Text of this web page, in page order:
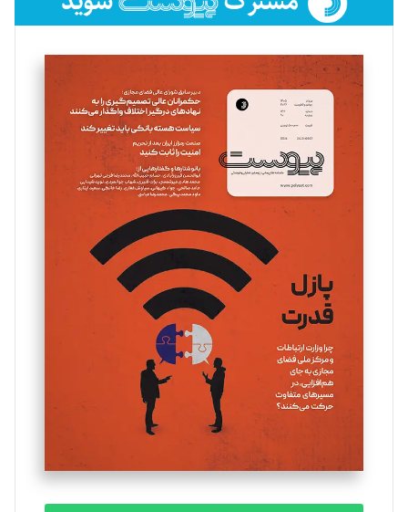
فائزه فتحی رستمی
تحریریه
سروش کرمیان
تحریریه
مینا پاکدل
یسنا امان‌پور
تحریریه
ملینا جعفری
تحریریه
مصطفی مسجدی آرانی
تحریریه